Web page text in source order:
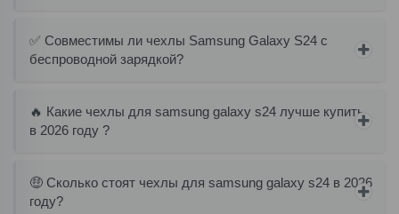
✅ Совместимы ли чехлы Samsung Galaxy S24 с
беспроводной зарядкой?
🔥 Какие чехлы для samsung galaxy s24 лучше купить
в 2026 году ?
🤑 Сколько стоят чехлы для samsung galaxy s24 в 2026
году?